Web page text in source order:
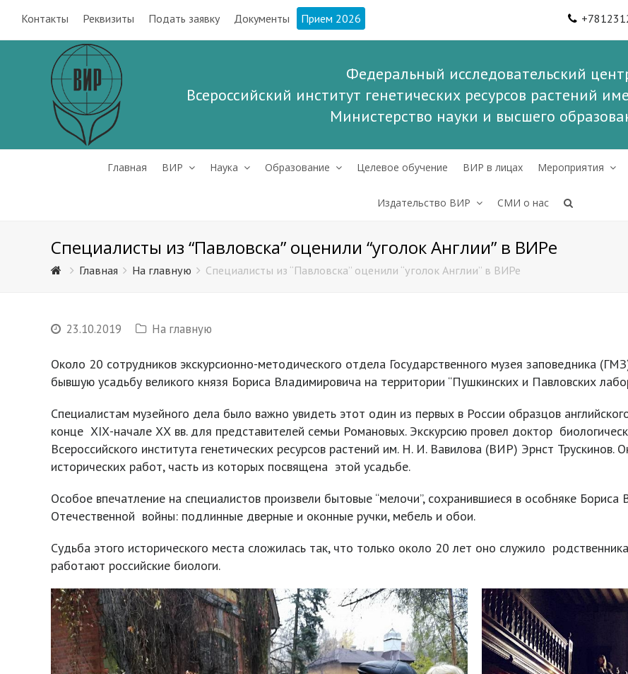
Контакты Реквизиты Подать заявку Документы Прием 2026
Федеральный исследовательский
Всероссийский институт генетических ресурсов растений
Министерство науки и высшего
Главная ВИР Наука Образование Целевое обучение ВИР в лицах Мероприятия
Издательство ВИР СМИ о нас
Специалисты из “Павловска” оценили “уголок Англии” в ВИРе
Главная На главную Специалисты из “Павловска” оценили “уголок Англии” в ВИРе
23.10.2019 На главную
Около 20 сотрудников экскурсионно-методического отдела Государственного музея заповедника
бывшую усадьбу великого князя Бориса Владимировича на территории “Пушкинских и Павловских
Специалистам музейного дела было важно увидеть этот один из первых в России образцов
конце ХIХ-начале ХХ вв. для представителей семьи Романовых. Экскурсию провел доктор
Всероссийского института генетических ресурсов растений им. Н. И. Вавилова (ВИР) Эрнст Трускинов.
исторических работ, часть из которых посвящена этой усадьбе.
Особое впечатление на специалистов произвели бытовые “мелочи”, сохранившиеся в особняке
Отечественной войны: подлинные дверные и оконные ручки, мебель и обои.
Судьба этого исторического места сложилась так, что только около 20 лет оно служило
работают российские биологи.